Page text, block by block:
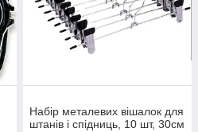
Набір металевих вішалок для
штанів і спідниць, 10 шт, 30см